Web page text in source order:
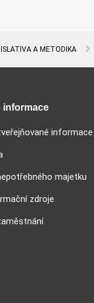
A METODIKA
informace
informace
majetku
zdroje